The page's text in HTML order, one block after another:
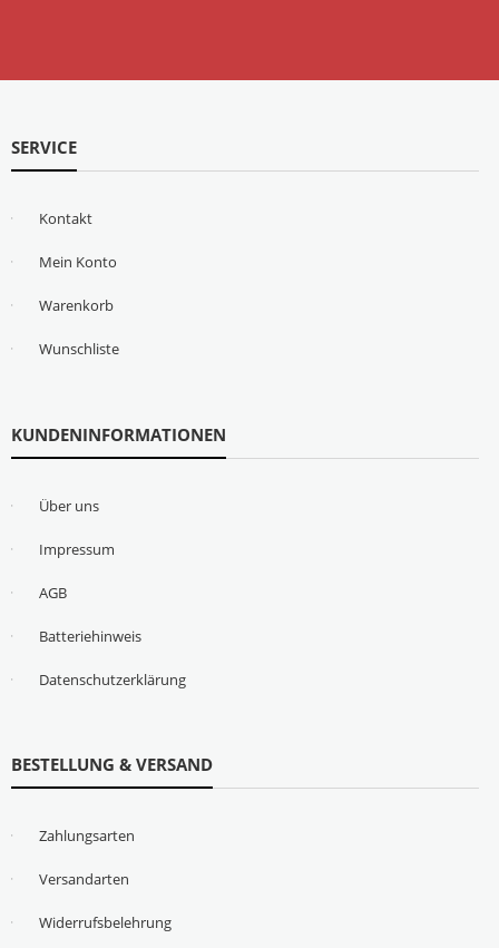
SERVICE
Kontakt
Mein Konto
Warenkorb
Wunschliste
KUNDENINFORMATIONEN
Über uns
Impressum
AGB
Batteriehinweis
Datenschutzerklärung
BESTELLUNG & VERSAND
Zahlungsarten
Versandarten
Widerrufsbelehrung